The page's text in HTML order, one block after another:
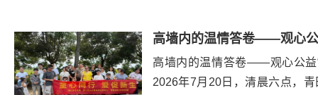
高墙内的温情答卷——观心公益
2026年7月20日，清晨六点，